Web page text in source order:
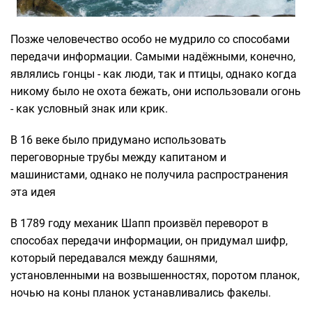
Позже человечество особо не мудрило со способами
передачи информации. Самыми надёжными, конечно,
являлись гонцы - как люди, так и птицы, однако когда
никому было не охота бежать, они использовали огонь
- как условный знак или крик.
В 16 веке было придумано использовать
переговорные трубы между капитаном и
машинистами, однако не получила распространения
эта идея
В 1789 году механик Шапп произвёл переворот в
способах передачи информации, он придумал шифр,
который передавался между башнями,
установленными на возвышенностях, поротом планок,
ночью на коны планок устанавливались факелы.